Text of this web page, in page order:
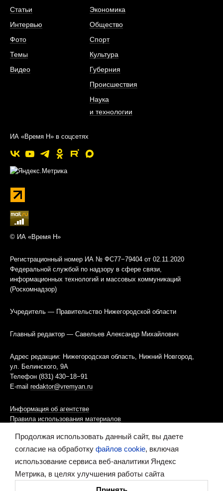
Статьи
Интервью
Фото
Темы
Видео
Экономика
Общество
Спорт
Культура
Губерния
Происшествия
Наука
и технологии
ИА «Время Н» в соцсетях
© ИА «Время Н»
Регистрационный номер ИА № ФС77−79404 от 02.11.2020
Федеральной службой по надзору в сфере связи,
информационных технологий и массовых коммуникаций
(Роскомнадзор)
Учредитель — Правительство Нижегородской области
Главный редактор — Савельев Александр Михайлович
Адрес редакции: Нижегородская область, Нижний Новгород,
ул. Белинского, 9А
Телефон (831) 430−18−91
E-mail redaktor@vremyan.ru
Информация об агентстве
Правила использования материалов
Информационная политика использования «cookies»-файлов
Ресурс содержит материалы 16+
Продолжая использовать данный сайт, вы даете
согласие на обработку файлов cookie, включая
использование сервиса веб-аналитики Яндекс
Метрика, в целях улучшения работы сайта